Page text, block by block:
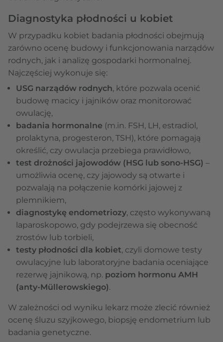
Diagnostyka płodności u kobiet
W przypadku kobiet badania płodności obejmują
zarówno ocenę budowy i funkcjonowania narządów
rodnych, jak i analizę gospodarki hormonalnej.
Najczęściej wykonuje się:
USG narządów rodnych, które pozwala ocenić
budowę macicy i jajników oraz monitorować
owulację,
badania hormonalne (m.in. FSH, LH, estradiol,
prolaktyna, progesteron, TSH), które pomagają
określić, czy owulacja przebiega prawidłowo,
test drożności jajowodów (HSG lub sono-HSG) –
umożliwia ocenę, czy jajowody są otwarte i
pozwalają na połączenie komórki jajowej z
plemnikiem,
diagnostykę endometriozy, często wykonywaną
laparoskopowo, gdy podejrzewa się obecność
zrostów lub torbieli,
testy płodności dla kobiet, czyli domowe testy
owulacyjne lub laboratoryjne badania oceniające
rezerwę jajnikową, np. poziom hormonu AMH
(anty-Müllerowskiego).
W zależności od wyniku lekarz może zlecić również
ocenę śluzu szyjkowego, biopsję endometrium lub
badania genetyczne.